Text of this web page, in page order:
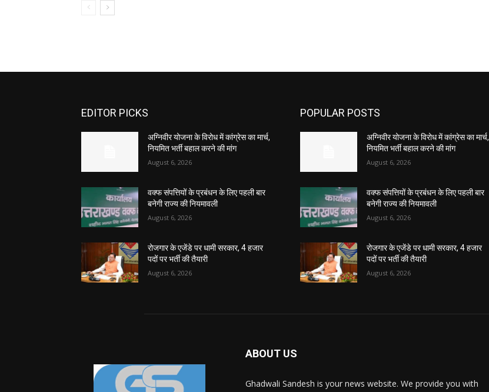
EDITOR PICKS
अग्निवीर योजना के विरोध में कांग्रेस का मार्च,
नियमित भर्ती बहाल करने की मांग
August 6, 2026
वक्फ संपत्तियों के प्रबंधन के लिए पहली बार
बनेगी राज्य की नियमावली
August 6, 2026
रोजगार के एजेंडे पर धामी सरकार, 4 हजार
पदों पर भर्ती की तैयारी
August 6, 2026
POPULAR POSTS
अग्निवीर योजना के विरोध में कांग्रेस का मार्च,
नियमित भर्ती बहाल करने की मांग
August 6, 2026
वक्फ संपत्तियों के प्रबंधन के लिए पहली बार
बनेगी राज्य की नियमावली
August 6, 2026
रोजगार के एजेंडे पर धामी सरकार, 4 हजार
पदों पर भर्ती की तैयारी
August 6, 2026
ABOUT US
Ghadwali Sandesh is your news website. We provide you with